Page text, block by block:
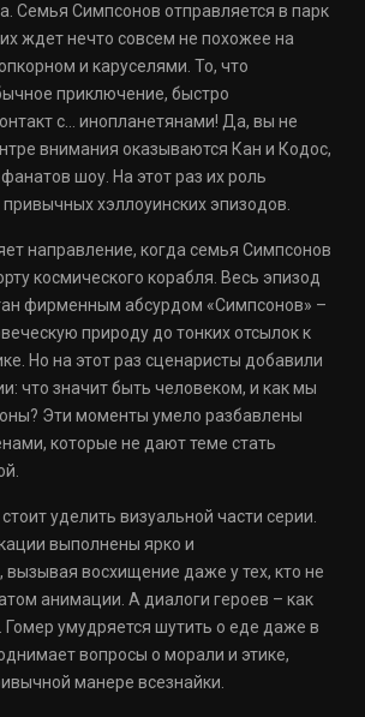
Семья Симпсонов отправляется в парк
ждет нечто совсем не похожее на
и каруселями. То, что
приключение, быстро
с… инопланетянами! Да, вы не
внимания оказываются Кан и Кодос,
шоу. На этот раз их роль
хэллоуинских эпизодов.
направление, когда семья Симпсонов
космического корабля. Весь эпизод
фирменным абсурдом «Симпсонов» –
природу до тонких отсылок к
Но на этот раз сценаристы добавили
что значит быть человеком, и как мы
Эти моменты умело разбавлены
которые не дают теме стать
уделить визуальной части серии.
выполнены ярко и
вызывая восхищение даже у тех, кто не
анимации. А диалоги героев – как
Гомер умудряется шутить о еде даже в
вопросы о морали и этике,
манере всезнайки.